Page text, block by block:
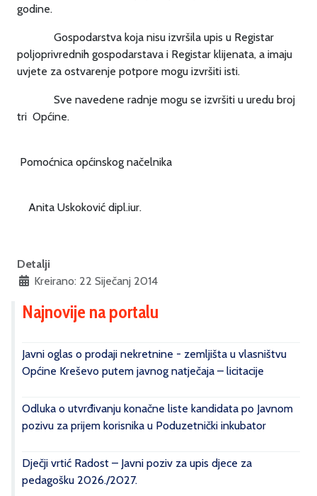
godine.
Gospodarstva koja nisu izvršila upis u Registar
poljoprivrednih gospodarstava i Registar klijenata, a imaju
uvjete za ostvarenje potpore mogu izvršiti isti.
Sve navedene radnje mogu se izvršiti u uredu broj
tri Općine.
Pomoćnica općinskog načelnika
Anita Uskoković dipl.iur.
Detalji
Kreirano: 22 Siječanj 2014
Najnovije na portalu
Javni oglas o prodaji nekretnine - zemljišta u vlasništvu
Općine Kreševo putem javnog natječaja – licitacije
Odluka o utvrđivanju konačne liste kandidata po Javnom
pozivu za prijem korisnika u Poduzetnički inkubator
Dječji vrtić Radost – Javni poziv za upis djece za
pedagošku 2026./2027.